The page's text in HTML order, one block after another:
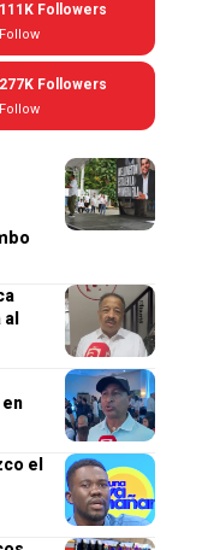
111K Followers
Follow
277K Followers
Follow
el